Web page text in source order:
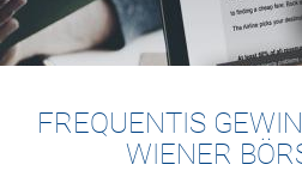
FREQUENTIS
WIENER